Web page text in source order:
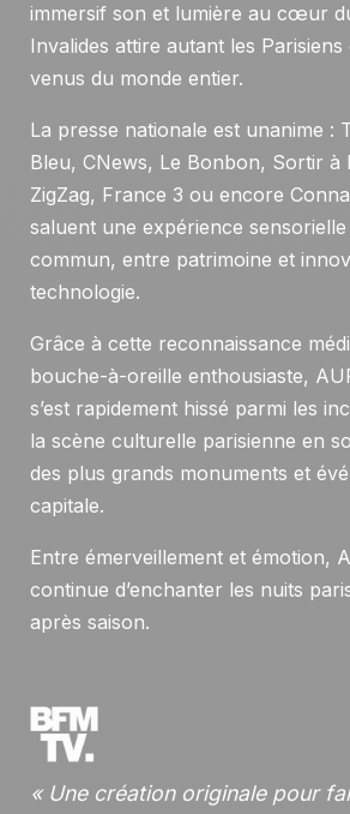
immersif son et lumière au cœur
Invalides attire autant les Parisiens
venus du monde entier.
La presse nationale est unanime :
Bleu, CNews, Le Bonbon, Sortir à
ZigZag, France 3 ou encore
saluent une expérience
commun, entre patrimoine et
technologie.
Grâce à cette reconnaissance
bouche-à-oreille enthousiaste,
s’est rapidement hissé parmi les
la scène culturelle parisienne en
des plus grands monuments et
capitale.
Entre émerveillement et émotion,
continue d’enchanter les nuits
après saison.
Une création originale pour